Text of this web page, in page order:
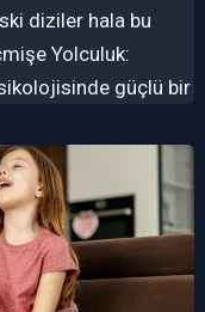
diziler hala bu
Yolculuk:
güçlü bir